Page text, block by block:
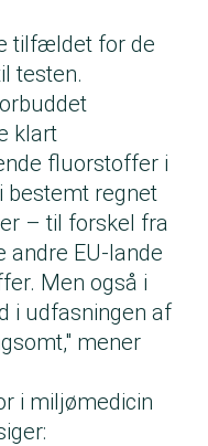
tilfældet for de
testen.
klart
fluorstoffer i
bestemt regnet
– til forskel fra
andre EU-lande
Men også i
i udfasningen af
mener
i miljømedicin